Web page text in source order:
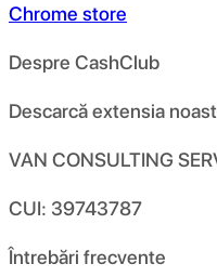
Chrome store
Despre CashClub
Descarcă extensia
VAN CONSULTING
CUI: 39743787
Întrebări frecvente